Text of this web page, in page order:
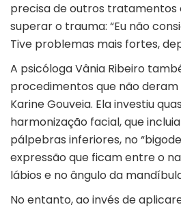
precisa de outros tratamentos
superar o trauma: “Eu não
Tive problemas mais fortes,
A psicóloga Vânia Ribeiro
procedimentos que não
Karine Gouveia. Ela investiu
harmonização facial, que
pálpebras inferiores, no
expressão que ficam entre o
lábios e no ângulo da
No entanto, ao invés de